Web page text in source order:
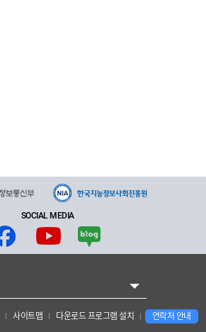
SOCIAL MEDIA
사이트맵 다운로드 프로그램 설치 연락처 안내